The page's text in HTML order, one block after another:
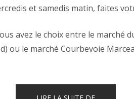
et samedis matin, faites
avez le choix entre le marché
ou le marché Courbevoie
« LES